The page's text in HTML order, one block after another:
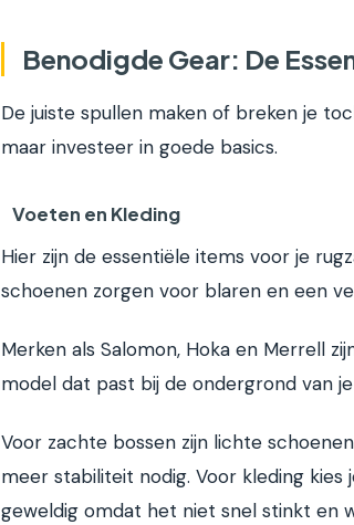
Benodigde Gear: De
De juiste spullen maken of breken je
maar investeer in goede basics.
Voeten en Kleding
Hier zijn de essentiële items voor je
schoenen zorgen voor blaren en een
Merken als Salomon, Hoka en Merrell
model dat past bij de ondergrond van
Voor zachte bossen zijn lichte
meer stabiliteit nodig. Voor kleding
geweldig omdat het niet snel stinkt en